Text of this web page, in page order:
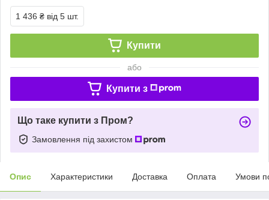
1 436 ₴ від 5 шт.
Купити
або
Купити з
Що таке купити з Пром?
Замовлення під захистом
Опис Характеристики Доставка Оплата Умови